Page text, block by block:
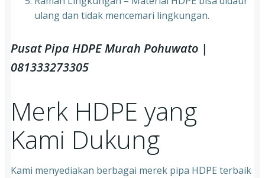
ulang dan tidak mencemari lingkungan.
Pusat Pipa HDPE Murah Pohuwato |
081333273305
Merk HDPE yang
Kami Dukung
Kami menyediakan berbagai merek pipa HDPE terbaik